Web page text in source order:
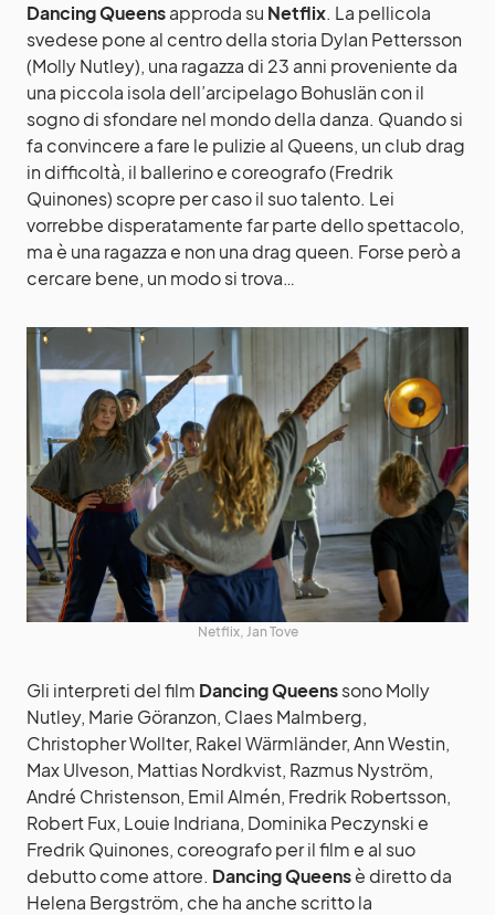
Dancing Queensapproda su Netflix. La pellicola
svedese pone al centro della storia Dylan Pettersson
(Molly Nutley), una ragazza di 23 anni proveniente da
una piccola isola dell’arcipelago Bohuslän con il
sogno di sfondare nel mondo della danza. Quando si
fa convincere a fare le pulizie al Queens, un club drag
in difficoltà, il ballerino e coreografo (Fredrik
Quinones) scopre per caso il suo talento. Lei
vorrebbe disperatamente far parte dello spettacolo,
ma è una ragazza e non una drag queen. Forse però a
cercare bene, un modo si trova…
Netflix, Jan Tove
Gli interpreti del film Dancing Queenssono Molly
Nutley, Marie Göranzon, Claes Malmberg,
Christopher Wollter, Rakel Wärmländer, Ann Westin,
Max Ulveson, Mattias Nordkvist, Razmus Nyström,
André Christenson, Emil Almén, Fredrik Robertsson,
Robert Fux, Louie Indriana, Dominika Peczynski e
Fredrik Quinones, coreografo per il film e al suo
debutto come attore. Dancing Queensè diretto da
Helena Bergström, che ha anche scritto la